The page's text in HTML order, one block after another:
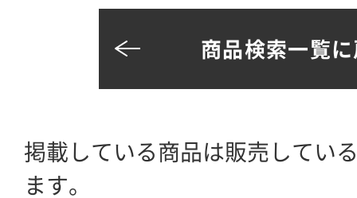
商品検索一覧
掲載している商品は販売してい
ます。